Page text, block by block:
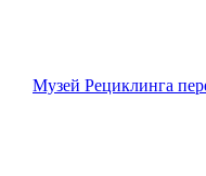
Музей Рециклинга